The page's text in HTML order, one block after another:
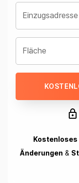
Einzugsadresse
Fläche
Kostenloses
Änderungen &